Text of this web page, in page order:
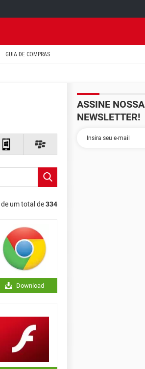
GUIA DE COMPRAS
de um total de334
Download
ASSINE NOSSA
NEWSLETTER!